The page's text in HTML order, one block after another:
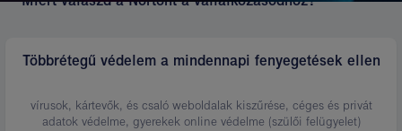
Többrétegű védelem a mindennapi fenyegetések ellen
vírusok, kártevők, és csaló weboldalak kiszűrése, céges és privát
adatok védelme, gyerekek online védelme (szülői felügyelet)